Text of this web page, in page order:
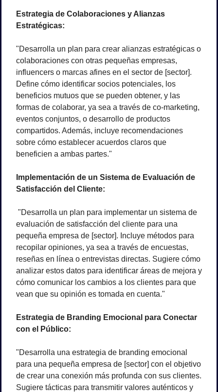
Estrategia de Colaboraciones y Alianzas
Estratégicas:
"Desarrolla un plan para crear alianzas estratégicas o
colaboraciones con otras pequeñas empresas,
influencers o marcas afines en el sector de [sector].
Define cómo identificar socios potenciales, los
beneficios mutuos que se pueden obtener, y las
formas de colaborar, ya sea a través de co-marketing,
eventos conjuntos, o desarrollo de productos
compartidos. Además, incluye recomendaciones
sobre cómo establecer acuerdos claros que
beneficien a ambas partes."
Implementación de un Sistema de Evaluación de
Satisfacción del Cliente:
evaluación de satisfacción del cliente para una
pequeña empresa de [sector]. Incluye métodos para
recopilar opiniones, ya sea a través de encuestas,
reseñas en línea o entrevistas directas. Sugiere cómo
analizar estos datos para identificar áreas de mejora y
cómo comunicar los cambios a los clientes para que
vean que su opinión es tomada en cuenta."
Estrategia de Branding Emocional para Conectar
con el Público:
"Desarrolla una estrategia de branding emocional
para una pequeña empresa de [sector] con el objetivo
de crear una conexión más profunda con sus clientes.
Sugiere tácticas para transmitir valores auténticos y